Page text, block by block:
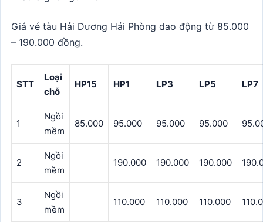
Giá vé tàu Hải Dương Hải Phòng dao động từ 85.000
– 190.000 đồng.
STT
Loại
chỗ
HP15 HP1 LP3 LP5 LP7
1
Ngồi
mềm
85.000 95.000 95.000 95.000
2
Ngồi
mềm
190.000 190.000 190.000
3
Ngồi
mềm
110.000 110.000 110.000